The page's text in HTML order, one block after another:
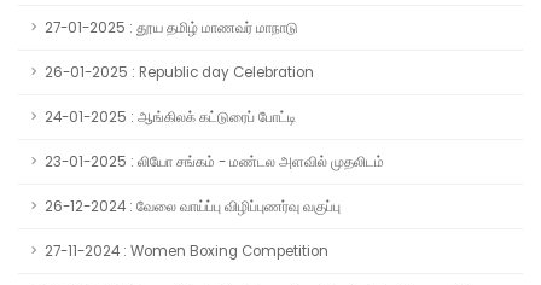
27-01-2025 : தூய தமிழ் மாணவர் மாநாடு
26-01-2025 : Republic day Celebration
24-01-2025 : ஆங்கிலக் கட்டுரைப் போட்டி
23-01-2025 : லியோ சங்கம் - மண்டல அளவில் முதலிடம்
26-12-2024 : வேலை வாய்ப்பு விழிப்புணர்வு வகுப்பு
27-11-2024 : Women Boxing Competition